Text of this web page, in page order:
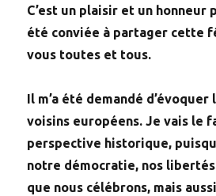
C’est un plaisir et un honneur
été conviée à partager cette
vous toutes et tous.
Il m’a été demandé
voisins européens. Je vais le
perspective historique,
notre démocratie, nos
que nous célébrons, mais